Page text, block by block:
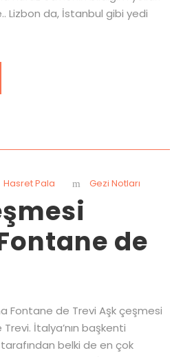
Lizbon da, İstanbul gibi yedi
Hasret Pala Gezi Notları
de
Fontane de Trevi Aşk çeşmesi
İtalya’nın başkenti
belki de en çok